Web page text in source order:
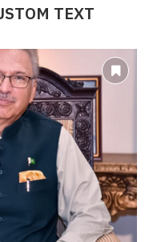
TEXT